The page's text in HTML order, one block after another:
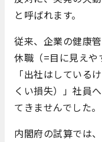
と呼ばれます。
従来、企業の健康
休職（=目に見えや
「出社はしている
くい損失）」社員
てきませんでした。
内閣府の試算では